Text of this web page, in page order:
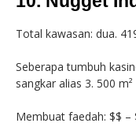
Total kawasan: dua.
Seberapa tumbuh
sangkar alias 3. 500 m²
Membuat faedah: $$ –